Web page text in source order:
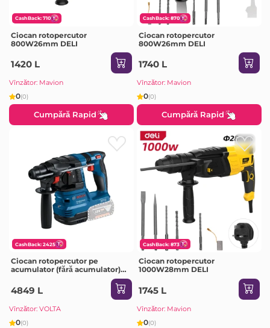
CashBack: 710
Ciocan rotopercutor
800W26mm DELI
1420 L
Vînzător: Mavion
0(0)
Cumpără Rapid
CashBack: 870
Ciocan rotopercutor
800W26mm DELI
1740 L
Vînzător: Mavion
0(0)
Cumpără Rapid
CashBack: 2425
Ciocan rotopercutor pe
acumulator (fără acumulator)
SDS Plus GBH 185-LI 18 V 1.9 J 0
- 4675 percuții/min Bosch
4849 L
Vînzător: VOLTA
0(0)
CashBack: 873
Ciocan rotopercutor
1000W28mm DELI
1745 L
Vînzător: Mavion
0(0)